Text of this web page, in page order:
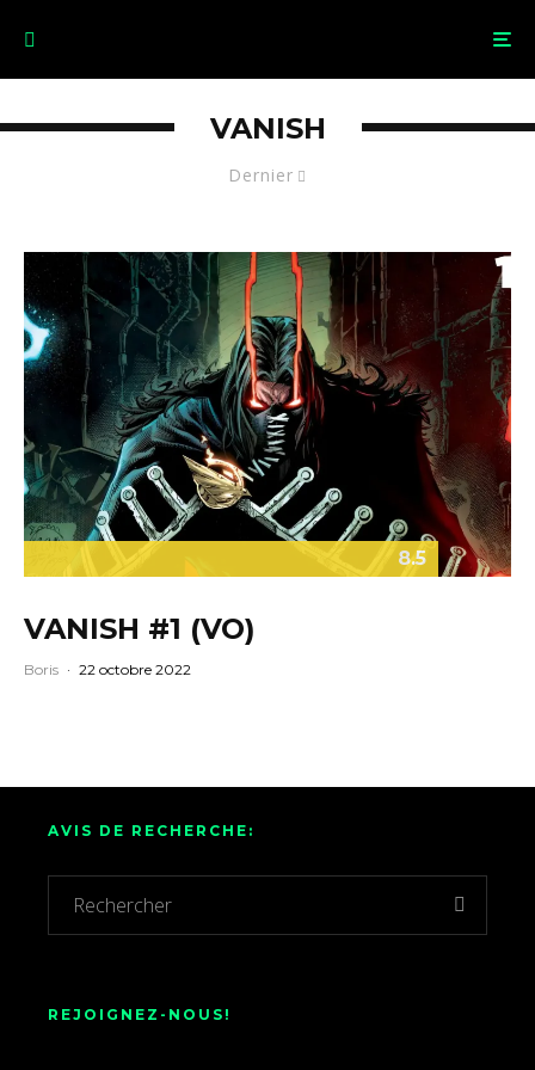
Dernier
VANISH
8.5
VANISH #1 (VO)
Boris · 22 octobre 2022
AVIS DE RECHERCHE:
REJOIGNEZ-NOUS!